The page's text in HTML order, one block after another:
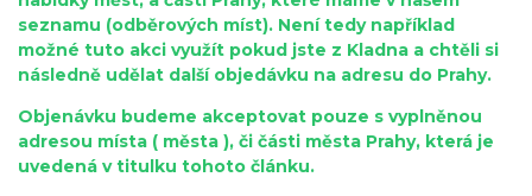
seznamu (odběrových míst). Není tedy například
možné tuto akci využít pokud jste z Kladna a chtěli si
následně udělat další objedávku na adresu do Prahy.
Objenávku budeme akceptovat pouze s vyplněnou
adresou místa ( města ), či části města Prahy, která je
uvedená v titulku tohoto článku.